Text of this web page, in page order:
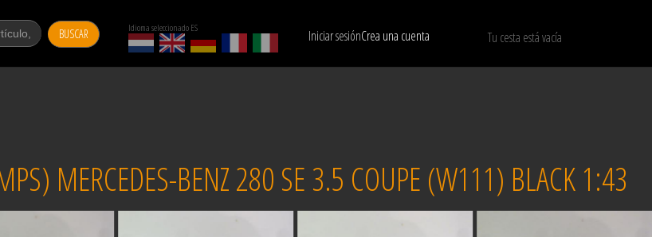
BUSCAR Idioma seleccionado ES Iniciar sesiónCrea una cuenta Tu cesta está vacía
Mostrar solo modelos disponibles
MERCEDES-BENZ 280 SE 3.5 COUPE (W111) BLACK 1:43